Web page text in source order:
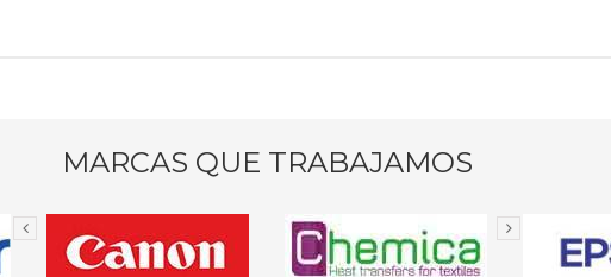
MARCAS QUE TRABAJAMOS